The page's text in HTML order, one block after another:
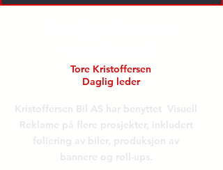
Tore Kristoffersen
Daglig leder
Kristoffersen Bil AS har benyttet Visuell
Reklame på flere prosjekter, inkludert
foliering av biler, produksjon av
bannere og roll-ups.